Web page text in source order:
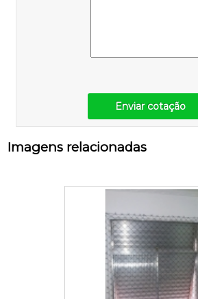
Enviar cotação
Imagens relacionadas